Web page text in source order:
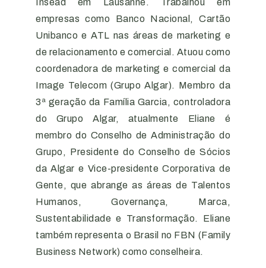
Insead em Lausanne. Trabalhou em
empresas como Banco Nacional, Cartão
Unibanco e ATL nas áreas de marketing e
de relacionamento e comercial. Atuou como
coordenadora de marketing e comercial da
Image Telecom (Grupo Algar). Membro da
3ª geração da Família Garcia, controladora
do Grupo Algar, atualmente Eliane é
membro do Conselho de Administração do
Grupo, Presidente do Conselho de Sócios
da Algar e Vice-presidente Corporativa de
Gente, que abrange as áreas de Talentos
Humanos, Governança, Marca,
Sustentabilidade e Transformação. Eliane
também representa o Brasil no FBN (Family
Business Network) como conselheira.